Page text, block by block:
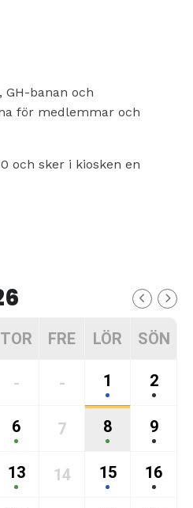
GH-banan och
för medlemmar och
och sker i kiosken en
TOR FRE LÖR SÖN
- - 1 2
6 7 8 9
13 14 15 16